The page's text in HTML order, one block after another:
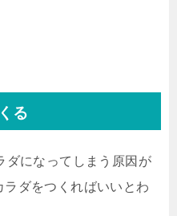
る
ダになってしまう原因が
ダをつくればいいとわ